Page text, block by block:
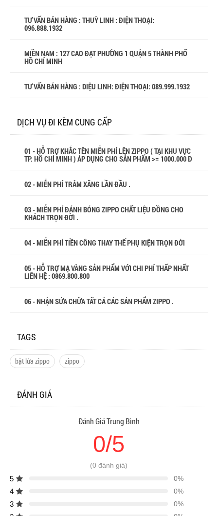
TƯ VẤN BÁN HÀNG : THUỲ LINH : ĐIỆN THOẠI:
096.888.1932
MIỀN NAM : 127 CAO ĐẠT PHƯỜNG 1 QUẬN 5 THÀNH PHỐ
HỒ CHÍ MINH
TƯ VẤN BÁN HÀNG : DIỆU LINH: ĐIỆN THOẠI: 089.999.1932
DỊCH VỤ ĐI KÈM CUNG CẤP
01 - HỖ TRỢ KHẮC TÊN MIỄN PHÍ LÊN ZIPPO ( TẠI KHU VỰC
TP. HỒ CHÍ MINH ) ÁP DỤNG CHO SẢN PHẨM >= 1000.000 Đ
02 - MIỄN PHÍ TRÂM XĂNG LẦN ĐẦU .
03 - MIỄN PHÍ ĐÁNH BÓNG ZIPPO CHẤT LIỆU ĐỒNG CHO
KHÁCH TRỌN ĐỜI .
04 - MIỄN PHÍ TIỀN CÔNG THAY THẾ PHỤ KIỆN TRỌN ĐỜI
05 - HỖ TRỢ MẠ VÀNG SẢN PHẨM VỚI CHI PHÍ THẤP NHẤT
LIÊN HỆ : 0869.800.800
06 - NHẬN SỬA CHỮA TẤT CẢ CÁC SẢN PHẨM ZIPPO .
TAGS
bật lửa zippo zippo
ĐÁNH GIÁ
Đánh Giá Trung Bình
0/5
(0 đánh giá)
5 0%
4 0%
3 0%